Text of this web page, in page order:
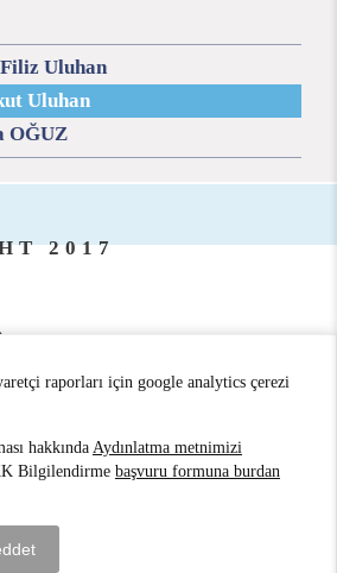
Uluhan
Uluhan
OĞUZ
2017
/ ANTALYA
raporları için google analytics çerezi
hakkında Aydınlatma metnimizi
Bilgilendirme başvuru formuna burdan